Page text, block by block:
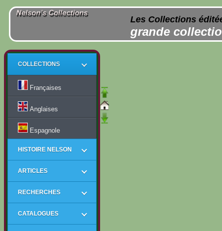
Les Collections
grande
COLLECTIONS
Françaises
Anglaises
Espagnole
HISTOIRE NELSON
ARTICLES
RECHERCHES
CATALOGUES